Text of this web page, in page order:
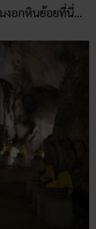
นงอกหินย้อยที่นี่…